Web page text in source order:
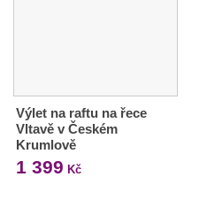
Výlet na raftu na řece
Vltavě v Českém
Krumlově
1 399 Kč